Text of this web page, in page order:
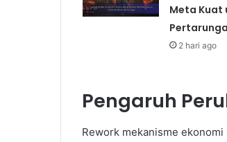
Meta Kuat
2 hari ago
Pengaruh
Rework mekanisme